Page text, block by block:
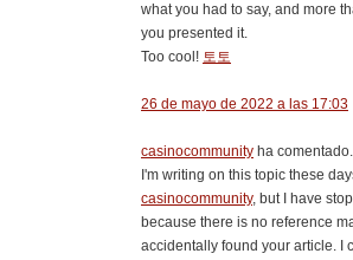
what you had to say, and more
you presented it.
Too cool! 토토
26 de mayo de 2022 a las 17:03
casinocommunity ha
I'm writing on this topic these
casinocommunity, but I have
because there is no reference
accidentally found your article. I